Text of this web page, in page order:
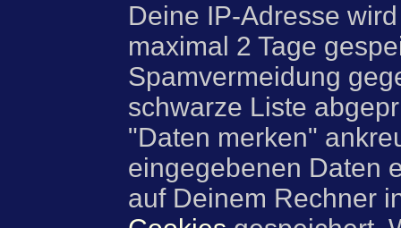
Deine IP-Adresse
maximal 2 Tage
Spamvermeidung
schwarze Liste
"Daten merken"
eingegebenen Daten
auf Deinem Rechner